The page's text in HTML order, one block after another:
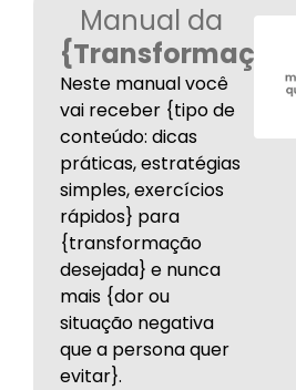
Manual da
{Transformação
Neste manual você
vai receber {tipo de
conteúdo: dicas
práticas, estratégias
simples, exercícios
rápidos} para
{transformação
desejada} e nunca
mais {dor ou
situação negativa
que a persona quer
evitar}.